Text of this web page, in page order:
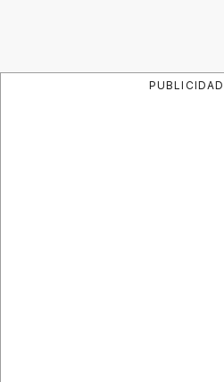
PUBLICIDAD